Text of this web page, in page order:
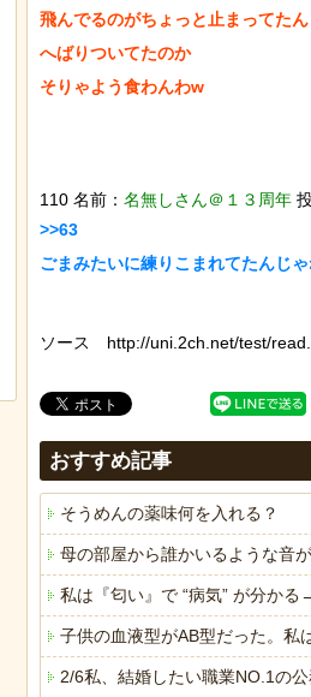
飛んでるのがちょっと止まってた
へばりついてたのか
110 名前： 名無しさん＠１３周年
>>63
ソース http://uni.2ch.net/test/
おすすめ記事
そうめんの薬味何を入れる？
母の部屋から誰かいるような音
私は『匂い』で “病気” が分か
子供の血液型がAB型だった。
2/6私、結婚したい職業NO.1の
【画像】ディズニー『リトル・マーメ
イド』実写版のポスターがヤバイ！地
獄の黙示録みたい